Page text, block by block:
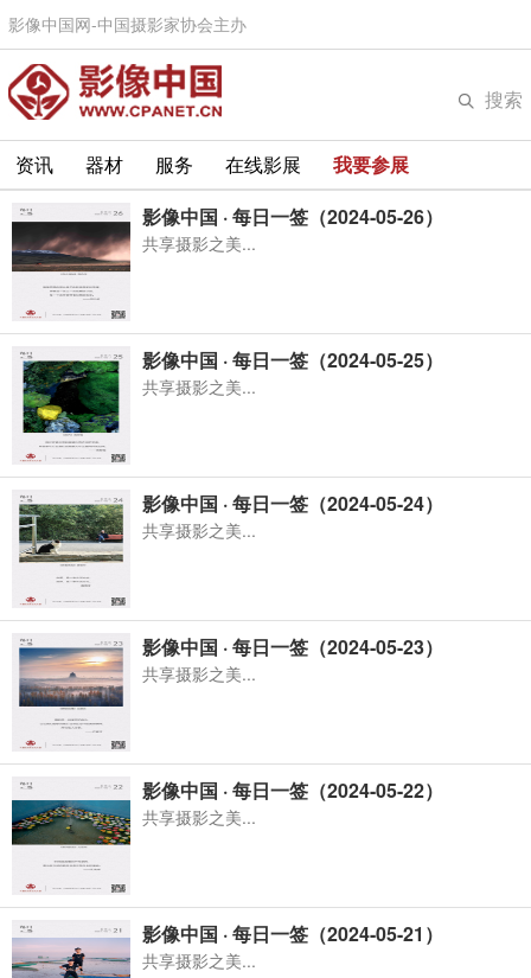
影像中国网-中国摄影家协会主办
搜索
资讯 器材 服务 在线影展
我要参展
影像中国 · 每日一签（2024-05-26）
共享摄影之美...
影像中国 · 每日一签（2024-05-25）
共享摄影之美...
影像中国 · 每日一签（2024-05-24）
共享摄影之美...
影像中国 · 每日一签（2024-05-23）
共享摄影之美...
影像中国 · 每日一签（2024-05-22）
共享摄影之美...
影像中国 · 每日一签（2024-05-21）
共享摄影之美...